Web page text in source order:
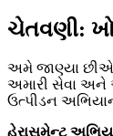
ચેતવણી:
અમે જાણ્યા છીએ કે
અમારી સેવા અને
ઉત્પીડન
હેરાસમેન્ટ